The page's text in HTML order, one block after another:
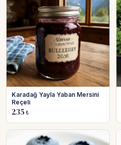
Karadağ Yayla Yaban Mersini
Reçeli
235 ₺